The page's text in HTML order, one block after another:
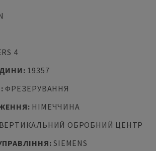
4
: 19357
: ФРЕЗЕРУВАННЯ
: НІМЕЧЧИНА
ВЕРТИКАЛЬНИЙ ОБРОБНИЙ ЦЕНТР
:SIEMENS